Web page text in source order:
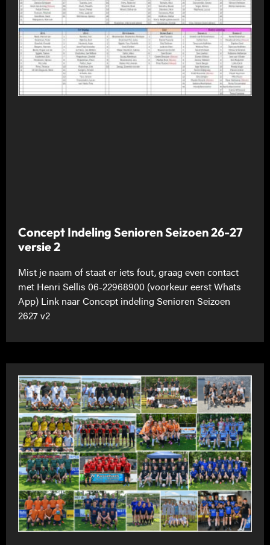
Concept Indeling Senioren Seizoen 26-27
versie 2
Mist je naam of staat er iets fout, graag even contact
met Henri Sellis 06-22968900 (voorkeur eerst Whats
App) Link naar Concept indeling Senioren Seizoen
2627 v2